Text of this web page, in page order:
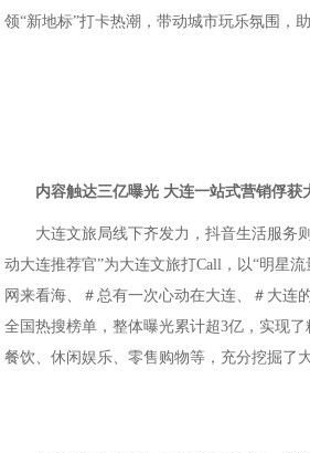
领“新地标”打卡热潮，带动城市玩乐氛围，
内容触达三亿曝光 大连一站式营销俘获
大连文旅局线下齐发力，抖音生活服务
动大连推荐官”为大连文旅打Call，以“明星
网来看海、＃总有一次心动在大连、＃大连
全国热搜榜单，整体曝光累计超3亿，实现
餐饮、休闲娱乐、零售购物等，充分挖掘了